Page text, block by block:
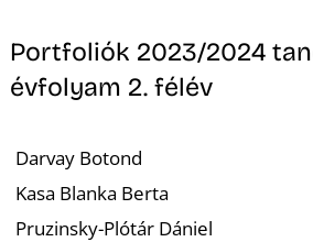
Portfoliók 2023/2024
évfolyam 2. félév
Darvay Botond
Kasa Blanka Berta
Pruzinsky-Plótár Dániel